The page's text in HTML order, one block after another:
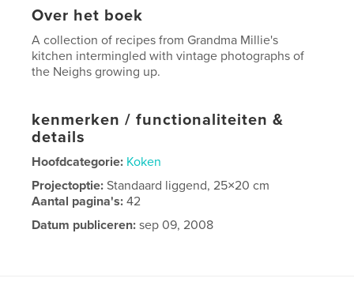
Over het boek
A collection of recipes from Grandma Millie's
kitchen intermingled with vintage photographs of
the Neighs growing up.
kenmerken / functionaliteiten &
details
Hoofdcategorie: Koken
Projectoptie:Standaard liggend, 25×20 cm
Aantal pagina's:42
Datum publiceren: sep 09, 2008